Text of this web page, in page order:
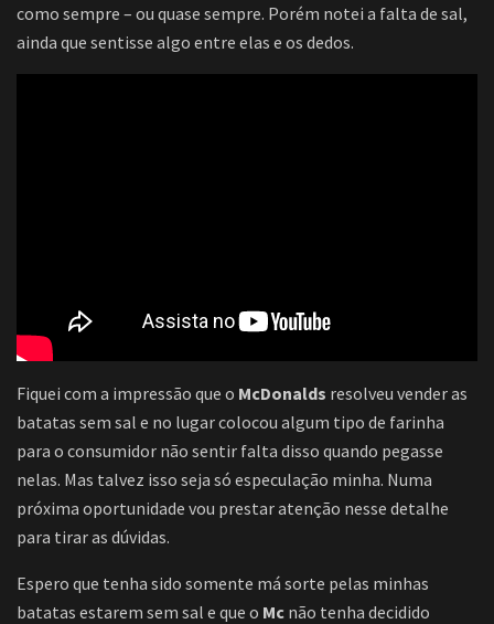
como sempre – ou quase sempre. Porém notei a falta de sal,
ainda que sentisse algo entre elas e os dedos.
Fiquei com a impressão que o McDonalds resolveu vender as
batatas sem sal e no lugar colocou algum tipo de farinha
para o consumidor não sentir falta disso quando pegasse
nelas. Mas talvez isso seja só especulação minha. Numa
próxima oportunidade vou prestar atenção nesse detalhe
para tirar as dúvidas.
Espero que tenha sido somente má sorte pelas minhas
batatas estarem sem sal e que o Mc não tenha decidido